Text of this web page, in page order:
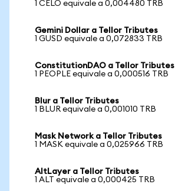
1 CELO equivale a 0,004480 TRB
Gemini Dollar a Tellor Tributes
1 GUSD equivale a 0,072833 TRB
ConstitutionDAO a Tellor Tributes
1 PEOPLE equivale a 0,000516 TRB
Blur a Tellor Tributes
1 BLUR equivale a 0,001010 TRB
Mask Network a Tellor Tributes
1 MASK equivale a 0,025966 TRB
AltLayer a Tellor Tributes
1 ALT equivale a 0,000425 TRB